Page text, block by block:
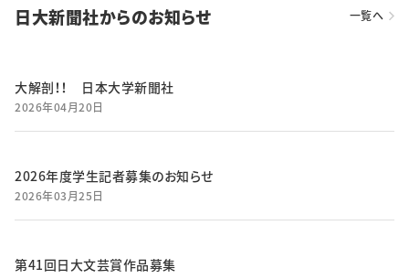
日大新聞社からのお知らせ 一覧へ
大解剖！！ 日本大学新聞社
2026年04月20日
2026年度学生記者募集のお知らせ
2026年03月25日
第41回日大文芸賞作品募集